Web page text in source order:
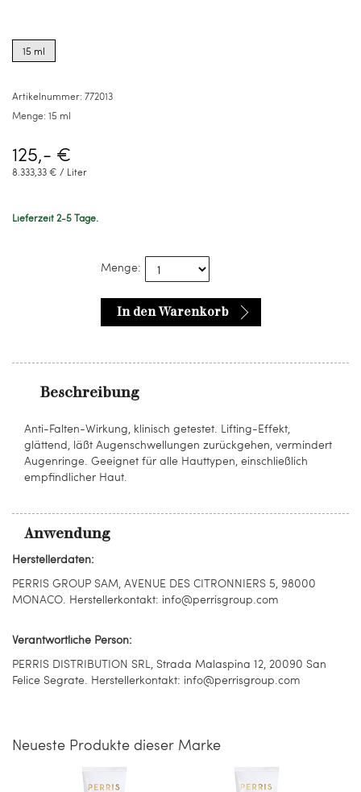
options
for15 ml
Artikelnummer: 772013
Menge: 15 ml
125,- €
8.333,33 € / Liter
Lieferzeit 2-5 Tage.
Menge:
In den Warenkorb
Beschreibung
Anti-Falten-Wirkung, klinisch getestet. Lifting-Effekt,
glättend, läßt Augenschwellungen zurückgehen, vermindert
Augenringe. Geeignet für alle Hauttypen, einschließlich
empfindlicher Haut.
Anwendung
Herstellerdaten:
PERRIS GROUP SAM, AVENUE DES CITRONNIERS 5, 98000
MONACO. Herstellerkontakt: info@perrisgroup.com
Verantwortliche Person:
PERRIS DISTRIBUTION SRL, Strada Malaspina 12, 20090 San
Felice Segrate. Herstellerkontakt: info@perrisgroup.com
Neueste Produkte dieser Marke